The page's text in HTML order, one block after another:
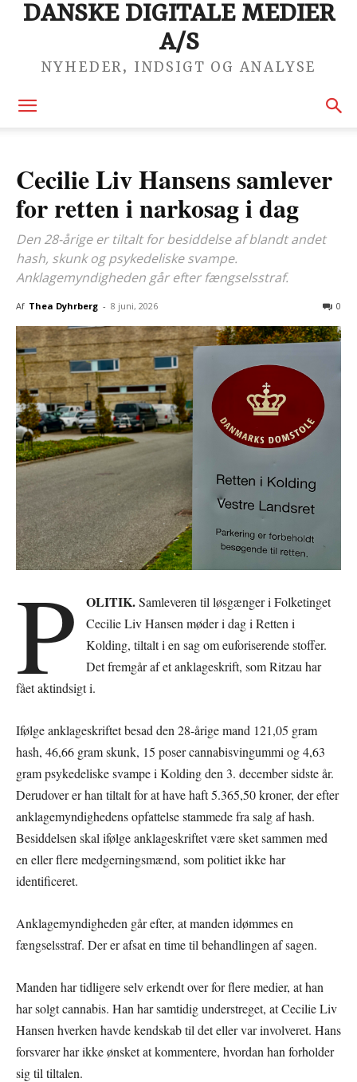
DANSKE DIGITALE MEDIER
A/S
NYHEDER, INDSIGT OG ANALYSE
Cecilie Liv Hansens samlever
for retten i narkosag i dag
Den 28-årige er tiltalt for besiddelse af blandt andet
hash, skunk og psykedeliske svampe.
Anklagemyndigheden går efter fængselsstraf.
Af Thea Dyhrberg - 8 juni, 2026 0
P OLITIK.Samleveren til løsgænger i Folketinget
Cecilie Liv Hansen møder i dag i Retten i
Kolding, tiltalt i en sag om euforiserende stoffer.
Det fremgår af et anklageskrift, som Ritzau har
fået aktindsigt i.
Ifølge anklageskriftet besad den 28-årige mand 121,05 gram
hash, 46,66 gram skunk, 15 poser cannabisvingummi og 4,63
gram psykedeliske svampe i Kolding den 3. december sidste år.
Derudover er han tiltalt for at have haft 5.365,50 kroner, der efter
anklagemyndighedens opfattelse stammede fra salg af hash.
Besiddelsen skal ifølge anklageskriftet være sket sammen med
en eller flere medgerningsmænd, som politiet ikke har
identificeret.
Anklagemyndigheden går efter, at manden idømmes en
fængselsstraf. Der er afsat en time til behandlingen af sagen.
Manden har tidligere selv erkendt over for flere medier, at han
har solgt cannabis. Han har samtidig understreget, at Cecilie Liv
Hansen hverken havde kendskab til det eller var involveret. Hans
forsvarer har ikke ønsket at kommentere, hvordan han forholder
sig til tiltalen.